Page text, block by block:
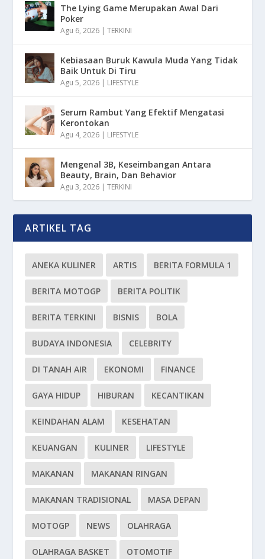
The Lying Game Merupakan Awal Dari
Poker
Agu 6, 2026 |TERKINI
Kebiasaan Buruk Kawula Muda Yang Tidak
Baik Untuk Di Tiru
Agu 5, 2026 | LIFESTYLE
Serum Rambut Yang Efektif Mengatasi
Kerontokan
Agu 4, 2026 | LIFESTYLE
Mengenal 3B, Keseimbangan Antara
Beauty, Brain, Dan Behavior
Agu 3, 2026 |TERKINI
ARTIKEL TAG
ANEKA KULINER ARTIS BERITA FORMULA 1
BERITA MOTOGP BERITA POLITIK
BERITA TERKINI BISNIS BOLA
BUDAYA INDONESIA CELEBRITY
DI TANAH AIR EKONOMI FINANCE
GAYA HIDUP HIBURAN KECANTIKAN
KEINDAHAN ALAM KESEHATAN
KEUANGAN KULINER LIFESTYLE
MAKANAN MAKANAN RINGAN
MAKANAN TRADISIONAL MASA DEPAN
MOTOGP NEWS OLAHRAGA
OLAHRAGA BASKET OTOMOTIF